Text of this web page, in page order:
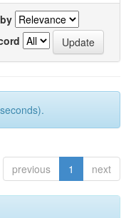
previous 1 next